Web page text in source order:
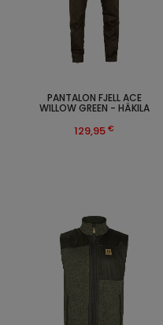
PANTALON FJELL ACE
WILLOW GREEN - HÄKILA
129,95 €